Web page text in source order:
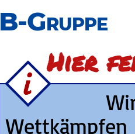
B-Gruppe
Hier
Wir